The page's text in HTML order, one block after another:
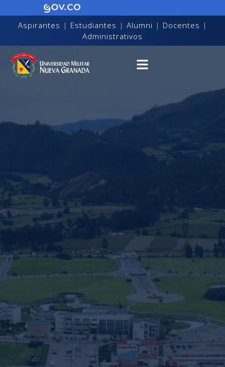
Aspirantes | Estudiantes | Alumni | Docentes |
Administrativos
discapacidad visual